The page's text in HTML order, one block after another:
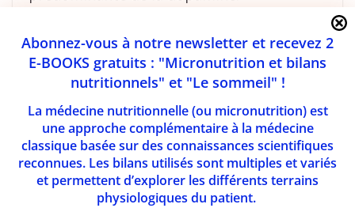
Les troubles de l’humeur
sur baisse de la
sérotonine
Ces troubles sont caractérisés par des
symptômes tels que l’irritabilité,
l’instabilité de l’humeur, parfois des
Abonnez-vous à notre newsletter et recevez 2
E-BOOKS gratuits : "Micronutrition et bilans
nutritionnels" et "Le sommeil" !
La médecine nutritionnelle (ou micronutrition) est
une approche complémentaire à la médecine
classique basée sur des connaissances scientifiques
reconnues. Les bilans utilisés sont multiples et variés
et permettent d’explorer les différents terrains
physiologiques du patient.